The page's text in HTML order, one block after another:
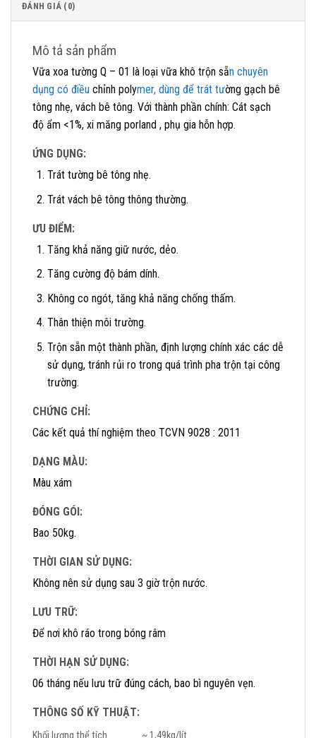
ĐÁNH GIÁ (0)
Mô tả sản phẩm
Vữa xoa tường Q – 01 là loại vữa khô trộn sẵn chuyên
dụng có điều chỉnh polymer, dùng để trát tường gạch bê
tông nhẹ, vách bê tông. Với thành phần chính: Cát sạch
độ ẩm <1%, xi măng porland , phụ gia hỗn hợp.
ỨNG DỤNG:
Trát tường bê tông nhẹ.
Trát vách bê tông thông thường.
ƯU ĐIỂM:
Tăng khả năng giữ nước, dẻo.
Tăng cường độ bám dính.
Không co ngót, tăng khả năng chống thấm.
Thân thiện môi trường.
Trộn sẵn một thành phần, định lượng chính xác các dễ
sử dụng, tránh rủi ro trong quá trình pha trộn tại công
trường.
CHỨNG CHỈ:
Các kết quả thí nghiệm theo TCVN 9028 : 2011
DẠNG MÀU:
Màu xám
ĐÓNG GÓI:
Bao 50kg.
THỜI GIAN SỬ DỤNG:
Không nên sử dụng sau 3 giờ trộn nước.
LƯU TRỮ:
Để nơi khô ráo trong bóng râm
THỜI HẠN SỬ DỤNG:
06 tháng nếu lưu trữ đúng cách, bao bì nguyên vẹn.
THÔNG SỐ KỸ THUẬT:
Khối lượng thể tích ~ 1,49kg/lít